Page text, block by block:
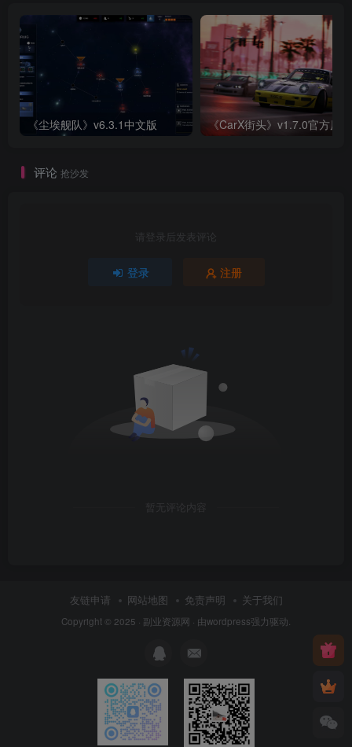
《尘埃舰队》v6.3.1中文版 《CarX街头》v1.7.0官方原版
评论 抢沙发
请登录后发表评论
登录 注册
暂无评论内容
友链申请 网站地图 免责声明 关于我们
Copyright © 2025 · 副业资源网 · 由wordpress强力驱动.